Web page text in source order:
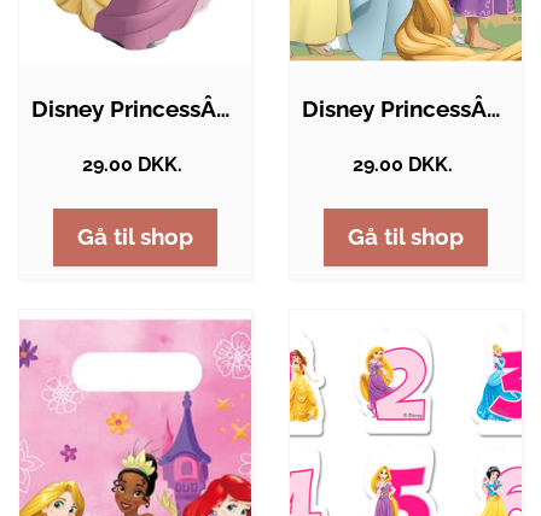
Disney PrincessÂ® Hjerte Folieballon
29.00 DKK.
Gå til shop
Disney PrincessÂ® Partyposer
29.00 DKK.
Gå til shop